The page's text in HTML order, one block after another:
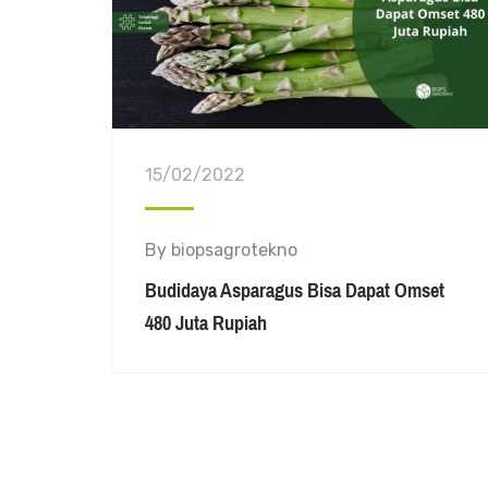
15/02/2022
By biopsagrotekno
Budidaya Asparagus Bisa Dapat Omset
480 Juta Rupiah